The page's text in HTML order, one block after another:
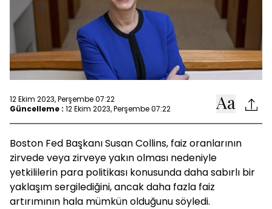
12 Ekim 2023, Perşembe 07:22
Güncelleme : 12 Ekim 2023, Perşembe 07:22
Boston Fed Başkanı Susan Collins, faiz oranlarının
zirvede veya zirveye yakın olması nedeniyle
yetkililerin para politikası konusunda daha sabırlı bir
yaklaşım sergilediğini, ancak daha fazla faiz
artırımının hala mümkün olduğunu söyledi.